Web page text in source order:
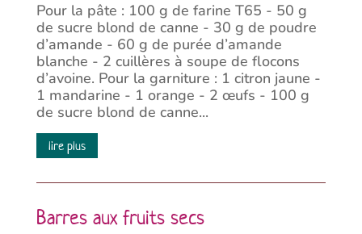
Pour la pâte : 100 g de farine T65 - 50 g
de sucre blond de canne - 30 g de poudre
d’amande - 60 g de purée d’amande
blanche - 2 cuillères à soupe de flocons
d’avoine. Pour la garniture : 1 citron jaune -
1 mandarine - 1 orange - 2 œufs - 100 g
de sucre blond de canne...
lire plus
Barres aux fruits secs